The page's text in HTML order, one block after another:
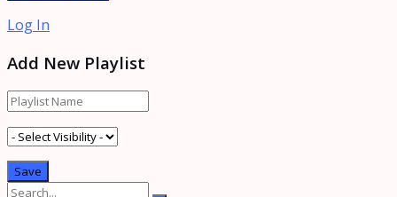
Log In
Add New Playlist